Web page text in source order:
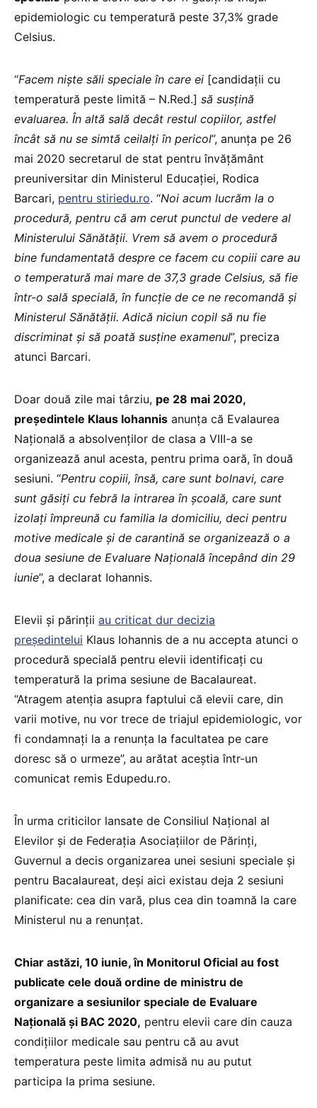
epidemiologic cu temperatură peste 37,3% grade
Celsius.
“Facem niște săli speciale în care ei [candidații cu
temperatură peste limită – N.Red.] să susțină
evaluarea. În altă sală decât restul copiilor, astfel
încât să nu se simtă ceilalți în pericol”, anunța pe 26
mai 2020 secretarul de stat pentru învățământ
preuniversitar din Ministerul Educației, Rodica
Barcari, pentru stiriedu.ro. “Noi acum lucrăm la o
procedură, pentru că am cerut punctul de vedere al
Ministerului Sănătății. Vrem să avem o procedură
bine fundamentată despre ce facem cu copiii care au
o temperatură mai mare de 37,3 grade Celsius, să fie
într-o sală specială, în funcție de ce ne recomandă și
Ministerul Sănătății. Adică niciun copil să nu fie
discriminat și să poată susține examenul”, preciza
atunci Barcari.
Doar două zile mai târziu, pe 28 mai 2020,
președintele Klaus Iohannis anunța că Evalaurea
Națională a absolvenților de clasa a VIII-a se
organizează anul acesta, pentru prima oară, în două
sesiuni. “Pentru copiii, însă, care sunt bolnavi, care
sunt găsiți cu febră la intrarea în școală, care sunt
izolați împreună cu familia la domiciliu, deci pentru
motive medicale și de carantină se organizează o a
doua sesiune de Evaluare Națională începând din 29
iunie”, a declarat Iohannis.
Elevii și părinții au criticat dur decizia
președintelui Klaus Iohannis de a nu accepta atunci o
procedură specială pentru elevii identificați cu
temperatură la prima sesiune de Bacalaureat.
“Atragem atenția asupra faptului că elevii care, din
varii motive, nu vor trece de triajul epidemiologic, vor
fi condamnați la a renunța la facultatea pe care
doresc să o urmeze”, au arătat aceștia într-un
comunicat remis Edupedu.ro.
În urma criticilor lansate de Consiliul Național al
Elevilor și de Federația Asociațiilor de Părinți,
Guvernul a decis organizarea unei sesiuni speciale și
pentru Bacalaureat, deși aici existau deja 2 sesiuni
planificate: cea din vară, plus cea din toamnă la care
Ministerul nu a renunțat.
Chiar astăzi, 10 iunie, în Monitorul Oficial au fost
publicate cele două ordine de ministru de
organizare a sesiunilor speciale de Evaluare
Națională și BAC 2020, pentru elevii care din cauza
condițiilor medicale sau pentru că au avut
temperatura peste limita admisă nu au putut
participa la prima sesiune.